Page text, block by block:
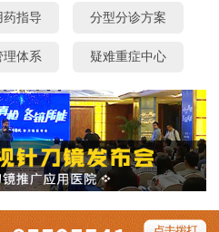
药指导 分型分诊方案
理体系 疑难重症中心